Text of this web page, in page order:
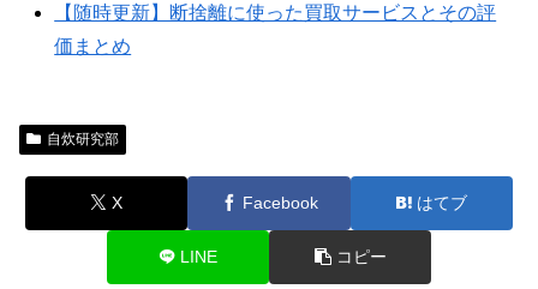
【随時更新】断捨離に使った買取サービスとその評
価まとめ
自炊研究部
X Facebook はてブ
LINE コピー